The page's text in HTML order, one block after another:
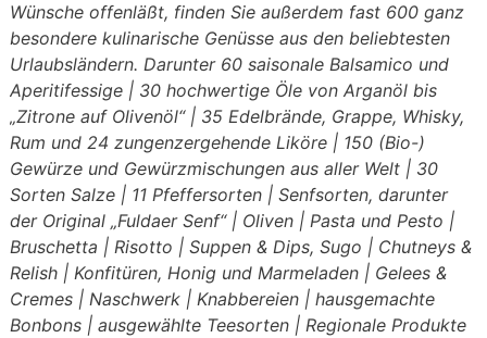
Wünsche offenläßt, finden Sie außerdem fast 600 ganz
besondere kulinarische Genüsse aus den beliebtesten
Urlaubsländern. Darunter 60 saisonale Balsamico und
Aperitifessige | 30 hochwertige Öle von Arganöl bis
„Zitrone auf Olivenöl“ | 35 Edelbrände, Grappe, Whisky,
Rum und 24 zungenzergehende Liköre | 150 (Bio-)
Gewürze und Gewürzmischungen aus aller Welt | 30
Sorten Salze | 11 Pfeffersorten | Senfsorten, darunter
der Original „Fuldaer Senf“ | Oliven | Pasta und Pesto |
Bruschetta | Risotto | Suppen & Dips, Sugo | Chutneys &
Relish | Konfitüren, Honig und Marmeladen | Gelees &
Cremes | Naschwerk | Knabbereien | hausgemachte
Bonbons | ausgewählte Teesorten | Regionale Produkte